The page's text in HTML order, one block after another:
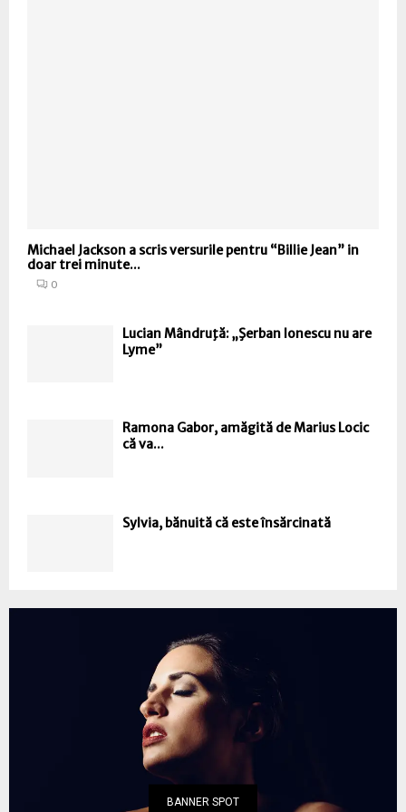
Michael Jackson a scris versurile pentru “Billie Jean” in
doar trei minute...
0
Lucian Mândruţă: „Şerban Ionescu nu are
Lyme”
Ramona Gabor, amăgită de Marius Locic
că va...
Sylvia, bănuită că este însărcinată
BANNER SPOT